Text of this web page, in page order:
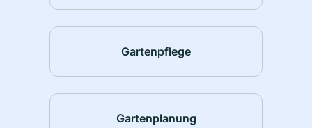
Gartenpflege
Gartenplanung